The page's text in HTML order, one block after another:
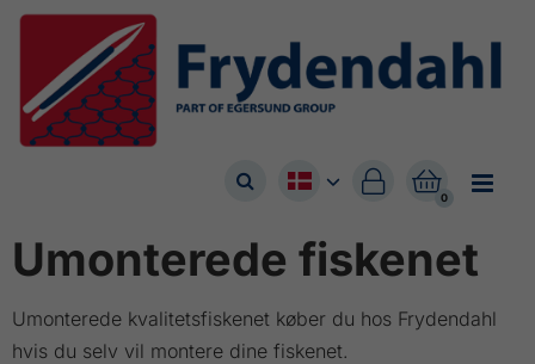


0

Umonterede fiskenet
Umonterede kvalitetsfiskenet køber du hos Frydendahl
hvis du selv vil montere dine fiskenet.